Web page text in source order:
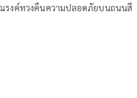
งค์ทวงคืนความปลอดภัยบนถนนสี